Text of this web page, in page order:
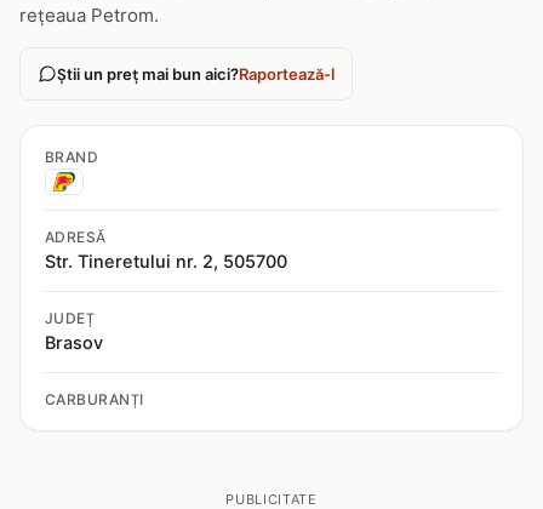
rețeaua Petrom.
Știi un preț mai bun aici?Raportează-l
BRAND
ADRESĂ
Str. Tineretului nr. 2, 505700
JUDEȚ
Brasov
CARBURANȚI
PUBLICITATE